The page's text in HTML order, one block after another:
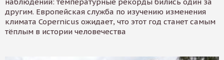
наблюдений: температурные рекорды бились один за
другим. Европейская служба по изучению изменения
климата Copernicus ожидает, что этот год станет самым
тёплым в истории человечества